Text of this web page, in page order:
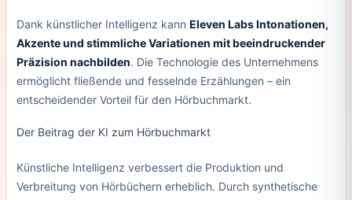
Dank künstlicher Intelligenz kann Eleven Labs Intonationen,
Akzente und stimmliche Variationen mit beeindruckender
Präzision nachbilden. Die Technologie des Unternehmens
ermöglicht fließende und fesselnde Erzählungen – ein
entscheidender Vorteil für den Hörbuchmarkt.
Der Beitrag der KI zum Hörbuchmarkt
Künstliche Intelligenz verbessert die Produktion und
Verbreitung von Hörbüchern erheblich. Durch synthetische